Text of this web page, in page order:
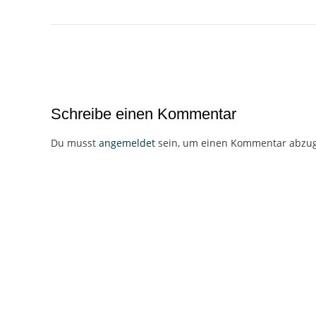
Schreibe einen Kommentar
Du musst angemeldet sein, um einen Kommentar